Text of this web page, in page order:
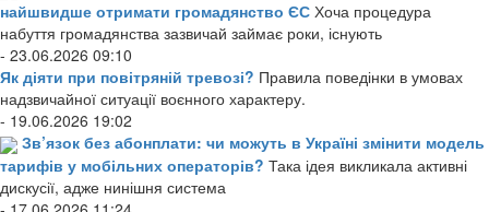
найшвидше отримати громадянство ЄС Хоча процедура
набуття громадянства зазвичай займає роки, існують
- 23.06.2026 09:10
Як діяти при повітряній тревозі? Правила поведінки в умовах
надзвичайної ситуації воєнного характеру.
- 19.06.2026 19:02
Зв’язок без абонплати: чи можуть в Україні змінити модель
тарифів у мобільних операторів? Така ідея викликала активні
дискусії, адже нинішня система